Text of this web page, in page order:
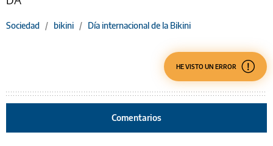
Sociedad / bikini / Día internacional de la Bikini
HE VISTO UN ERROR
Comentarios